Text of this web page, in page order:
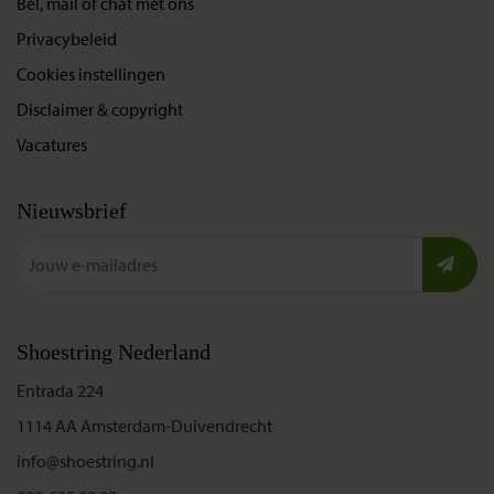
Privacybeleid
Cookies instellingen
Disclaimer & copyright
Vacatures
Nieuwsbrief
Shoestring Nederland
Entrada 224
1114 AA Amsterdam-Duivendrecht
info@shoestring.nl